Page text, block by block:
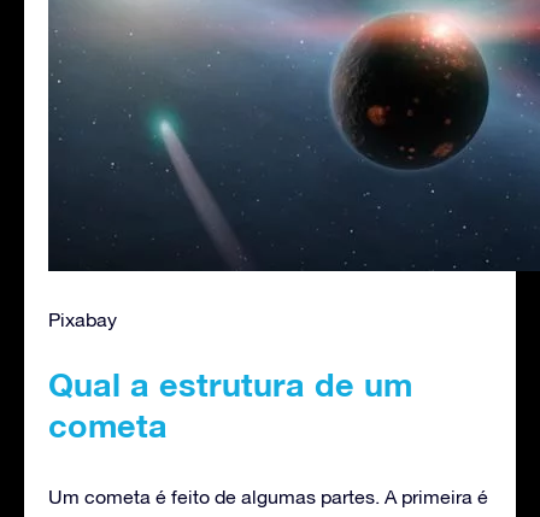
Pixabay
Qual a estrutura de um
cometa
Um cometa é feito de algumas partes. A primeira é